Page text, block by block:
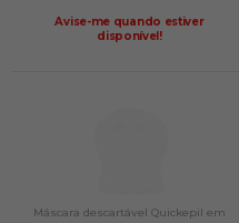
Avise-me quando estiver
disponível!
Máscara descartável Quickepil em